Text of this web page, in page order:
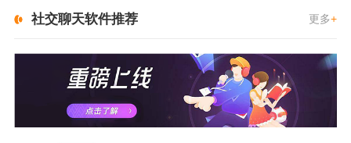
社交聊天软件推荐 更多+